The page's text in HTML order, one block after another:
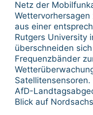
Netz der
aus einer
Rutgers University
überschneiden
Frequenzbänder
AfD-
Blick auf